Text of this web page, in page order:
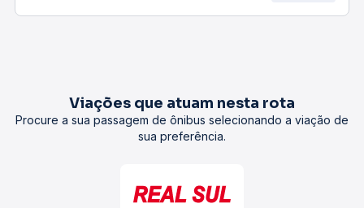
Viações que atuam nesta rota
Procure a sua passagem de ônibus selecionando a viação de
sua preferência.